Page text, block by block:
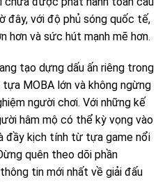
đây, với độ phủ sóng quốc tế,
hơn và sức hút mạnh mẽ hơn.
tạo dựng dấu ấn riêng trong
MOBA lớn và không ngừng
người chơi. Với những kế
hâm mộ có thể kỳ vọng vào
đầy kịch tính từ tựa game nổi
quên theo dõi phần
tin mới nhất về giải đấu